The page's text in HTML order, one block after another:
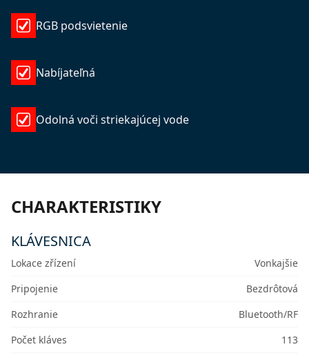
RGB podsvietenie
Nabíjateľná
Odolná voči striekajúcej vode
CHARAKTERISTIKY
KLÁVESNICA
Lokace zřízení
Vonkajšie
Pripojenie
Bezdrôtová
Rozhranie
Bluetooth/RF
Počet kláves
113